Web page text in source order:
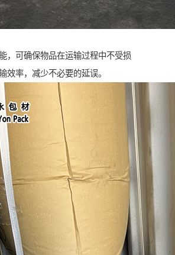
，可确保物品在运输过程中不受损
效率，减少不必要的延误。